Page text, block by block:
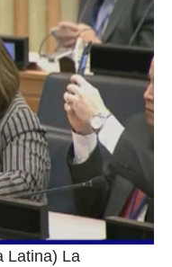
Latina) La